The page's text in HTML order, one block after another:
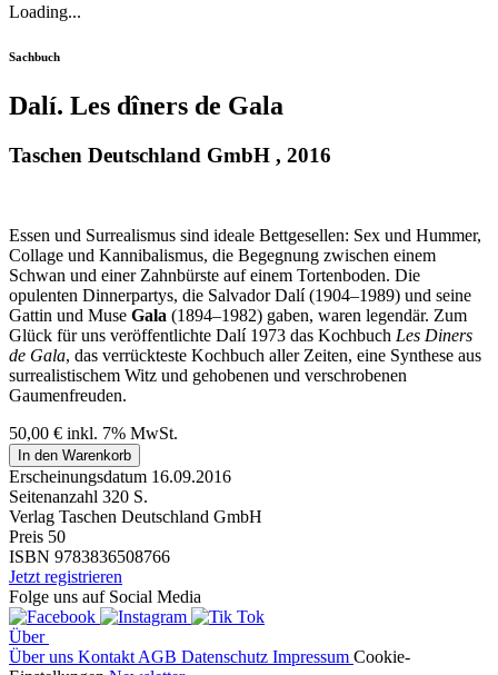
Loading...
Sachbuch
Dalí. Les dîners de Gala
Taschen Deutschland GmbH , 2016
Essen und Surrealismus sind ideale Bettgesellen: Sex und Hummer,
Collage und Kannibalismus, die Begegnung zwischen einem
Schwan und einer Zahnbürste auf einem Tortenboden. Die
opulenten Dinnerpartys, die Salvador Dalí (1904–1989) und seine
Gattin und Muse Gala (1894–1982) gaben, waren legendär. Zum
Glück für uns veröffentlichte Dalí 1973 das Kochbuch Les Diners
de Gala, das verrückteste Kochbuch aller Zeiten, eine Synthese aus
surrealistischem Witz und gehobenen und verschrobenen
Gaumenfreuden.
50,00 € inkl. 7% MwSt.
In den Warenkorb
Erscheinungsdatum 16.09.2016
Seitenanzahl 320 S.
Verlag Taschen Deutschland GmbH
Preis 50
ISBN 9783836508766
Jetzt registrieren
Folge uns auf Social Media
Über
Über uns Kontakt AGB Datenschutz Impressum Cookie-